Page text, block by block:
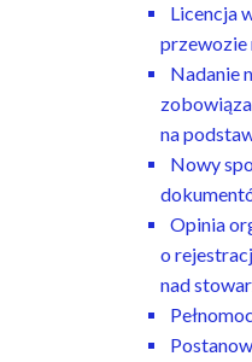
Licencja
przewozie
Nadanie
na
Nowy
Opinia
o
nad